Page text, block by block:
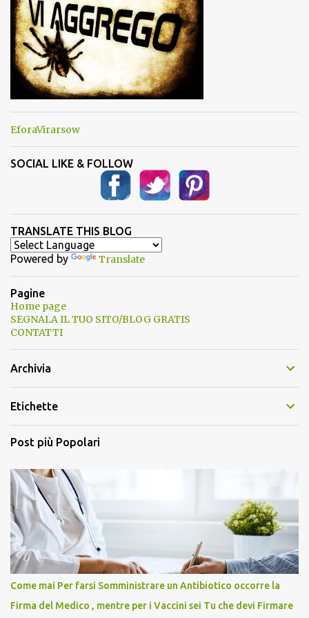
EforaVirarsow
SOCIAL LIKE & FOLLOW
TRANSLATE THIS BLOG
Powered by Translate
Pagine
Home page
SEGNALA IL TUO SITO/BLOG GRATIS
CONTATTI
Archivia
Etichette
Post più Popolari
Come mai Per farsi Somministrare un Antibiotico occorre la
Firma del Medico , mentre per i Vaccini sei Tu che devi Firmare